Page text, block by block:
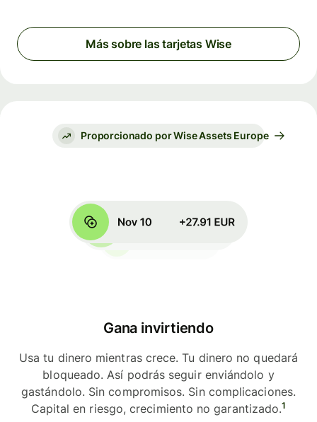
Más sobre las tarjetas Wise
Proporcionado por Wise Assets Europe
Gana invirtiendo
Usa tu dinero mientras crece. Tu dinero no quedará
bloqueado. Así podrás seguir enviándolo y
gastándolo. Sin compromisos. Sin complicaciones.
Capital en riesgo, crecimiento no garantizado.1